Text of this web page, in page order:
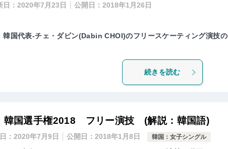
日：2020年7月23日 公開日：2018年1月26日
韓国代表-チェ・ダビン(Dabin CHOI)のフリースケーティング演技の
続きを読む
国選手権2018 フリー演技 (解説：韓国語)
：2020年7月9日 公開日：2018年1月8日 韓国：女子シングル